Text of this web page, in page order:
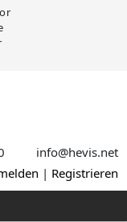
info@hevis.net
| Registrieren